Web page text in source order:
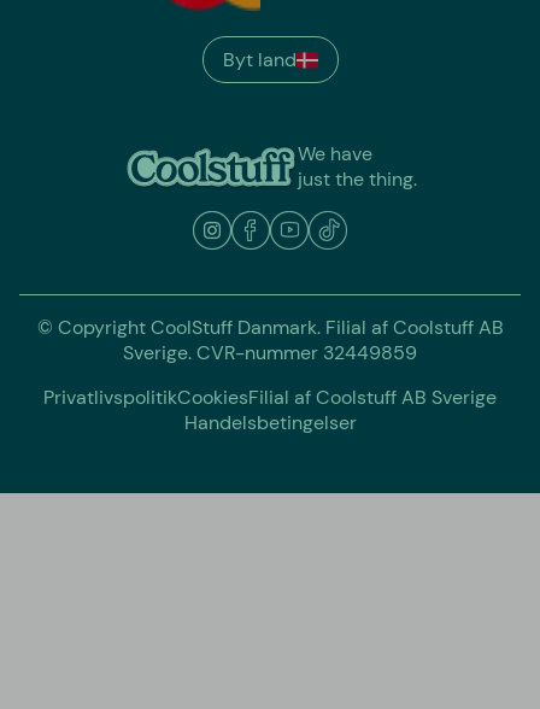
We have
just the thing.
Byt land
© Copyright CoolStuff Danmark. Filial af Coolstuff AB
Sverige. CVR-nummer 32449859
PrivatlivspolitikCookiesFilial af Coolstuff AB Sverige
Handelsbetingelser